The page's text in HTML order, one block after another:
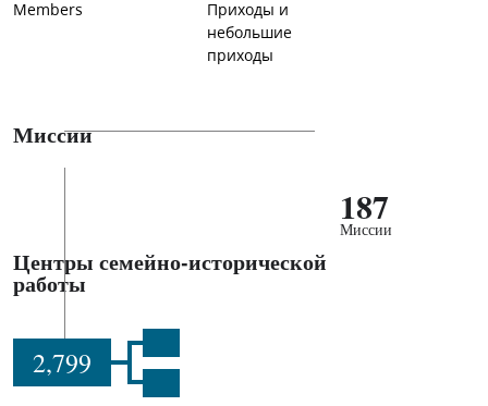
Members
Приходы и
небольшие
приходы
Миссии
187
Миссии
Центры семейно-исторической
работы
2,799